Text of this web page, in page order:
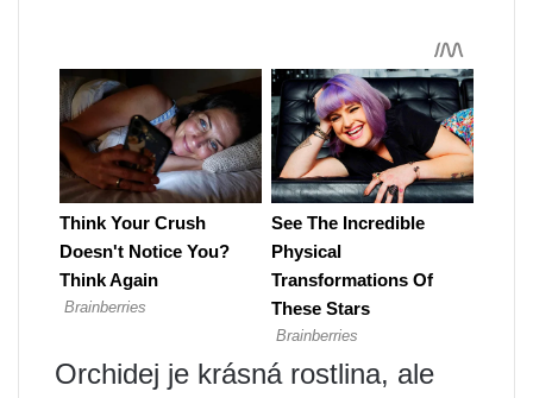
Orchidej je krásná rostlina, ale